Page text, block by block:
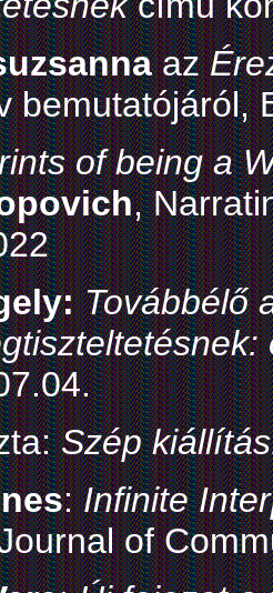
az
bemutatójáról,
of being a
,
Továbbélő
Szép
:Infinite
of